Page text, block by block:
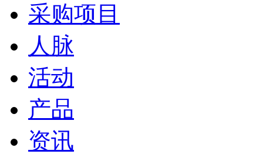
采购项目
人脉
活动
产品
资讯